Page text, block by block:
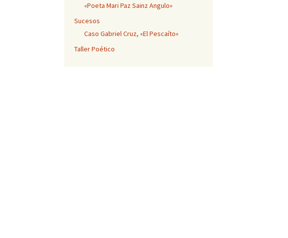
«Poeta Mari Paz Sainz Angulo»
Sucesos
Caso Gabriel Cruz, «El Pescaíto»
Taller Poético